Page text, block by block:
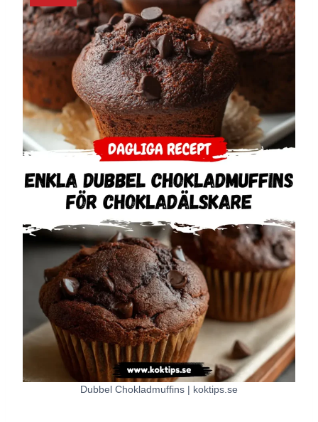
Dubbel Chokladmuffins | koktips.se